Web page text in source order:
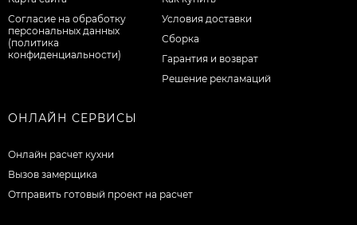
Согласие на обработку
персональных данных
(политика
конфиденциальности)
Условия доставки
Сборка
Гарантия и возврат
Решение рекламаций
ОНЛАЙН СЕРВИСЫ
Онлайн расчет кухни
Вызов замерщика
Отправить готовый проект на расчет